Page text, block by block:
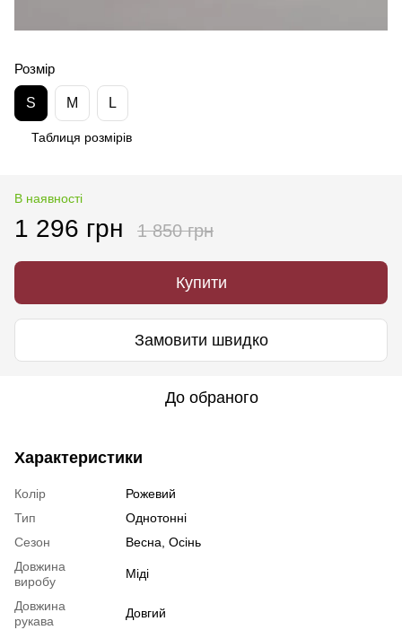
Розмір
S M L
Таблиця розмірів
В наявності
1 296 грн 1 850 грн
Купити
Замовити швидко
До обраного
Характеристики
Колір
Рожевий
Тип
Однотонні
Сезон
Весна, Осінь
Довжина
виробу
Міді
Довжина
рукава
Довгий